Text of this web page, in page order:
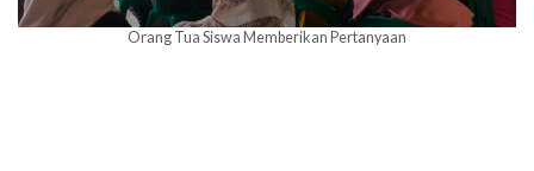
Orang Tua Siswa Memberikan Pertanyaan